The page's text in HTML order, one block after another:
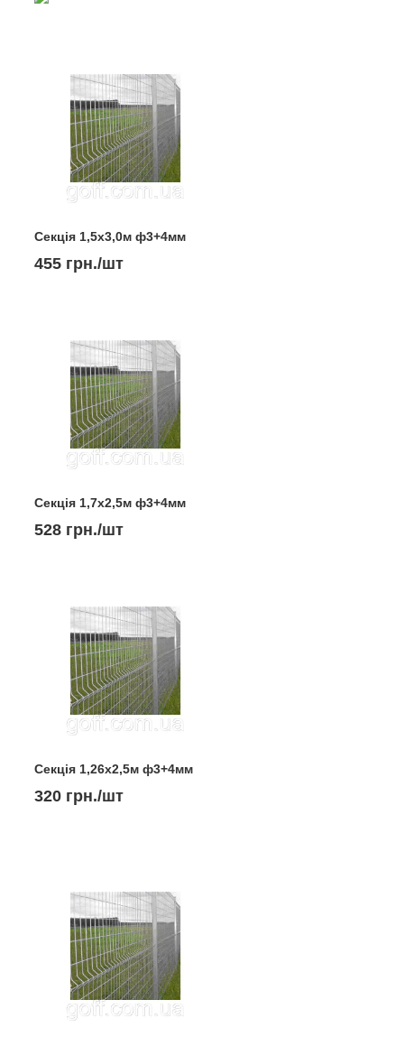
Секція 1,5х3,0м ф3+4мм
455 грн./шт
Секція 1,7х2,5м ф3+4мм
528 грн./шт
Секція 1,26х2,5м ф3+4мм
320 грн./шт